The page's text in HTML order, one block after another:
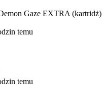
Gaze EXTRA (kartridż)
temu
temu